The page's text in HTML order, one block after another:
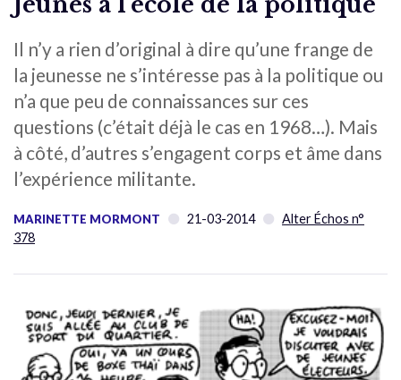
Il n’y a rien d’original à dire qu’une frange de
la jeunesse ne s’intéresse pas à la politique ou
n’a que peu de connaissances sur ces
questions (c’était déjà le cas en 1968…). Mais
à côté, d’autres s’engagent corps et âme dans
l’expérience militante.
MARINETTE MORMONT 21-03-2014
Alter Échos n°
378